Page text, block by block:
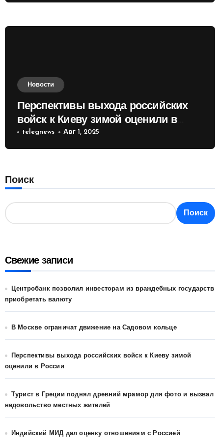
Новости
Перспективы выхода российских
войск к Киеву зимой оценили в
России
telegnews Авг 1, 2025
Поиск
Поиск
Свежие записи
Центробанк позволил инвесторам из враждебных государств
приобретать валюту
В Москве ограничат движение на Садовом кольце
Перспективы выхода российских войск к Киеву зимой
оценили в России
Турист в Греции поднял древний мрамор для фото и вызвал
недовольство местных жителей
Индийский МИД дал оценку отношениям с Россией